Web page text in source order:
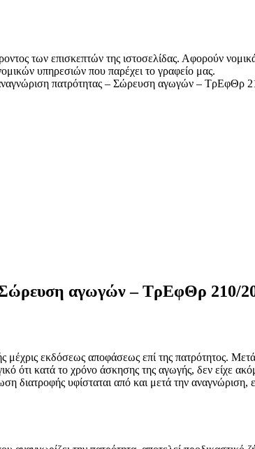
των επισκεπτών της ιστοσελίδας. Αφορούν
υπηρεσιών που παρέχει το γραφείο μας.
αναγνώριση πατρότητας – Σώρευση αγωγών – ΤρΕφΘρ
Σώρευση αγωγών – ΤρΕφΘρ 210/
εκδόσεως αποφάσεως επί της πατρότητος.
ότι κατά το χρόνο άσκησης της αγωγής, δεν είχε
διατροφής υφίσταται από και μετά την